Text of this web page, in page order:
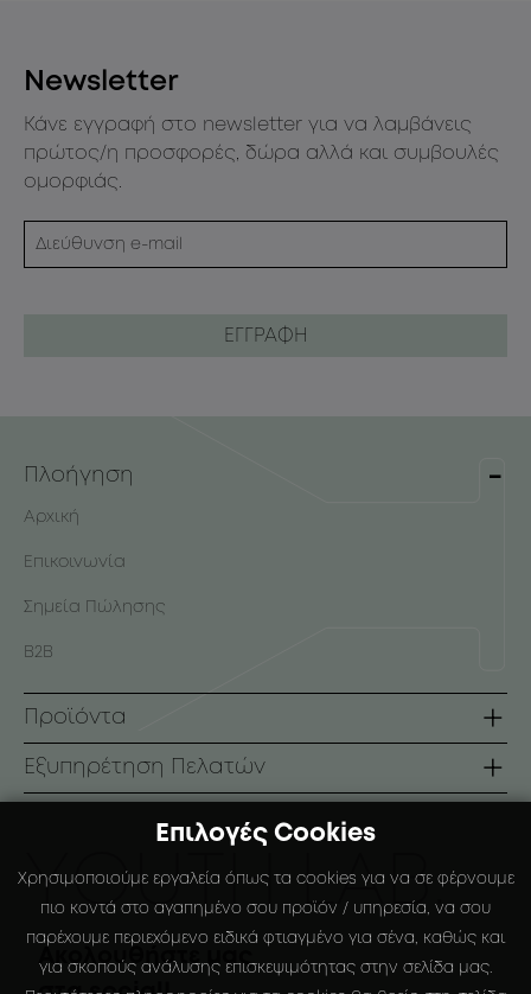
Newsletter
Κάνε εγγραφή στο newsletter για να λαμβάνεις
πρώτος/η προσφορές, δώρα αλλά και συμβουλές
ομορφιάς.
ΥOUTH LAB.
Ακολουθήστε μας
Πλοήγηση
Αρχική
Επικοινωνία
Σημεία Πώλησης
B2B
Προϊόντα
Σειρές
Πρόσωπο
Ειδικές Συσκευάσιες
Εξυπηρέτηση Πελατών
Τρόποι Αποστολής
Πολιτική Επιστροφών
Ο Λογαριασμός μου
Επιλογές Cookies
Χρησιμοποιούμε εργαλεία όπως τα cookies για να σε φέρνουμε
πιο κοντά στο αγαπημένο σου προϊόν / υπηρεσία, να σου
παρέχουμε περιεχόμενο ειδικά φτιαγμένο για σένα, καθώς και
για σκοπούς ανάλυσης επισκεψιμότητας στην σελίδα μας.